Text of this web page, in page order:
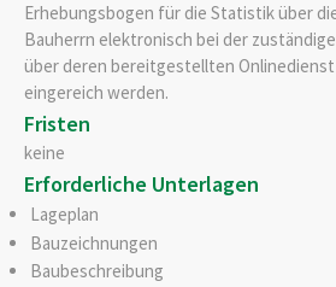
Erhebungsbogen für die Statistik über
Bauherrn elektronisch bei der
über deren bereitgestellten Onlinedienst
eingereich werden.
Fristen
keine
Erforderliche Unterlagen
Lageplan
Bauzeichnungen
Baubeschreibung